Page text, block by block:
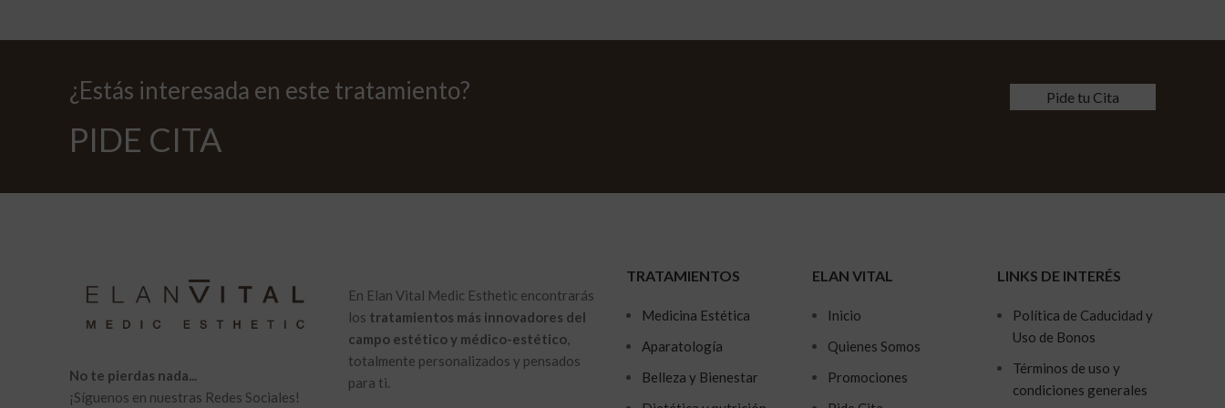
¿Estás interesada en este tratamiento?
PIDE CITA
Pide tu Cita
No te pierdas nada...
¡Síguenos en nuestras Redes Sociales!
En Elan Vital Medic Esthetic encontrarás
los tratamientos más innovadores del
campo estético y médico-estético,
totalmente personalizados y pensados ​​
para ti.
TRATAMIENTOS
Medicina Estética
Aparatología
Belleza y Bienestar
ELAN VITAL
Inicio
Quienes Somos
Promociones
LINKS DE INTERÉS
Política de Caducidad y
Uso de Bonos
Términos de uso y
condiciones generales